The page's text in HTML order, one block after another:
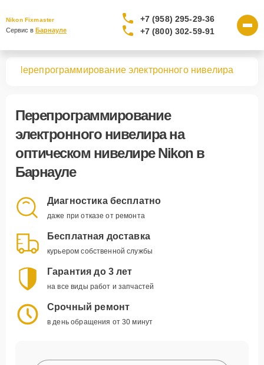
Nikon Fixmaster
Сервис в Барнауле
+7 (958) 295-29-36
+7 (800) 302-59-91
Перепрограммирование электронного нивелира
Перепрограммирование
электронного нивелирана
оптическом нивелире Nikon в
Барнауле
Диагностика бесплатно
даже при отказе от ремонта
Бесплатная доставка
курьером собственной службы
Гарантия до 3 лет
на все виды работ и запчастей
Срочный ремонт
в день обращения от 30 минут